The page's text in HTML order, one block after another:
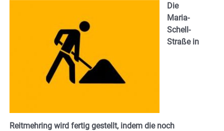
Die
Maria-
Schell-
Straße in
Reitmehring wird fertig gestellt, indem die noch